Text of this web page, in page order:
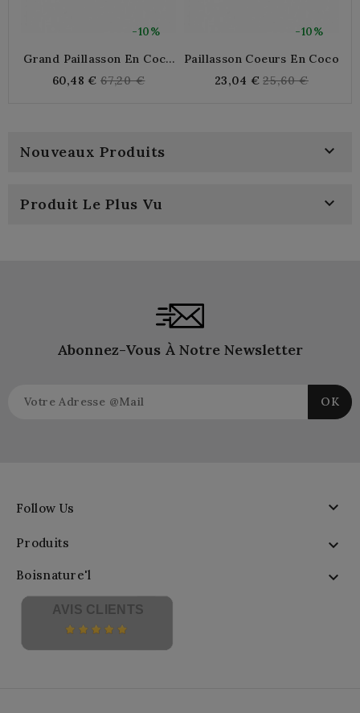
-10%
Grand Paillasson En Coco
60,48 € Regular
67,20 €
-10%
Paillasson Coeurs En Coco
23,04 € Regular
25,60 €
Nouveaux Produits 
Produit Le Plus Vu 
Abonnez-Vous À Notre Newsletter
Follow Us 
Produits 
Boisnature'l 
AVIS CLIENTS